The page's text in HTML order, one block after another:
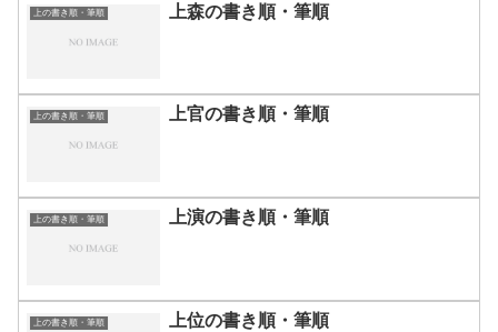
上の書き順・筆順 上森の書き順・筆順
上の書き順・筆順 上官の書き順・筆順
上の書き順・筆順 上演の書き順・筆順
上の書き順・筆順 上位の書き順・筆順